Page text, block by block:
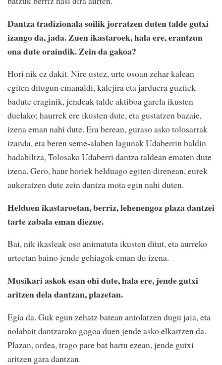
Dantza tradizionala soilik jorratzen duten talde gutxi
izango da, jada. Zuen ikastaroek, hala ere, erantzun
ona dute oraindik. Zein da gakoa?
Hori nik ez dakit. Nire ustez, urte osoan zehar kalean
egiten ditugun emanaldi, kalejira eta jarduera guztiek
badute eraginik, jendeak talde aktiboa garela ikusten
duelako; haurrek ere ikusten dute, eta gustatzen bazaie,
izena eman nahi dute. Era berean, guraso asko tolosarrak
izanda, eta beren seme-alaben lagunak Udaberrin baldin
badabiltza, Tolosako Udaberri dantza taldean ematen dute
izena. Gero, haur horiek helduago egiten direnean, eurek
aukeratzen dute zein dantza mota egin nahi duten.
Helduen ikastaroetan, berriz, lehenengoz plaza dantzei
tarte zabala eman diezue.
Bai, nik ikasleak oso animatuta ikusten ditut, eta aurreko
urteetan baino jende gehiagok eman du izena.
Musikari askok esan ohi dute, hala ere, jende gutxi
aritzen dela dantzan, plazetan.
Egia da. Guk egun zehatz batean antolatzen dugu jaia, eta
nolabait dantzarako gogoa duen jende asko elkartzen da.
Plazan, ordea, trago pare bat hartu ezean, jende gutxi
aritzen gara dantzan.